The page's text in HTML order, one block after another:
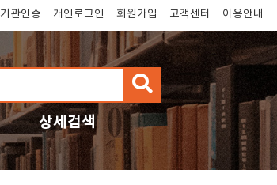
기관인증 개인로그인 회원가입 고객센터 이용안내
검
색
상세검색